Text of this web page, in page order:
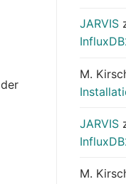
JARVIS
M.
JARVIS
M.